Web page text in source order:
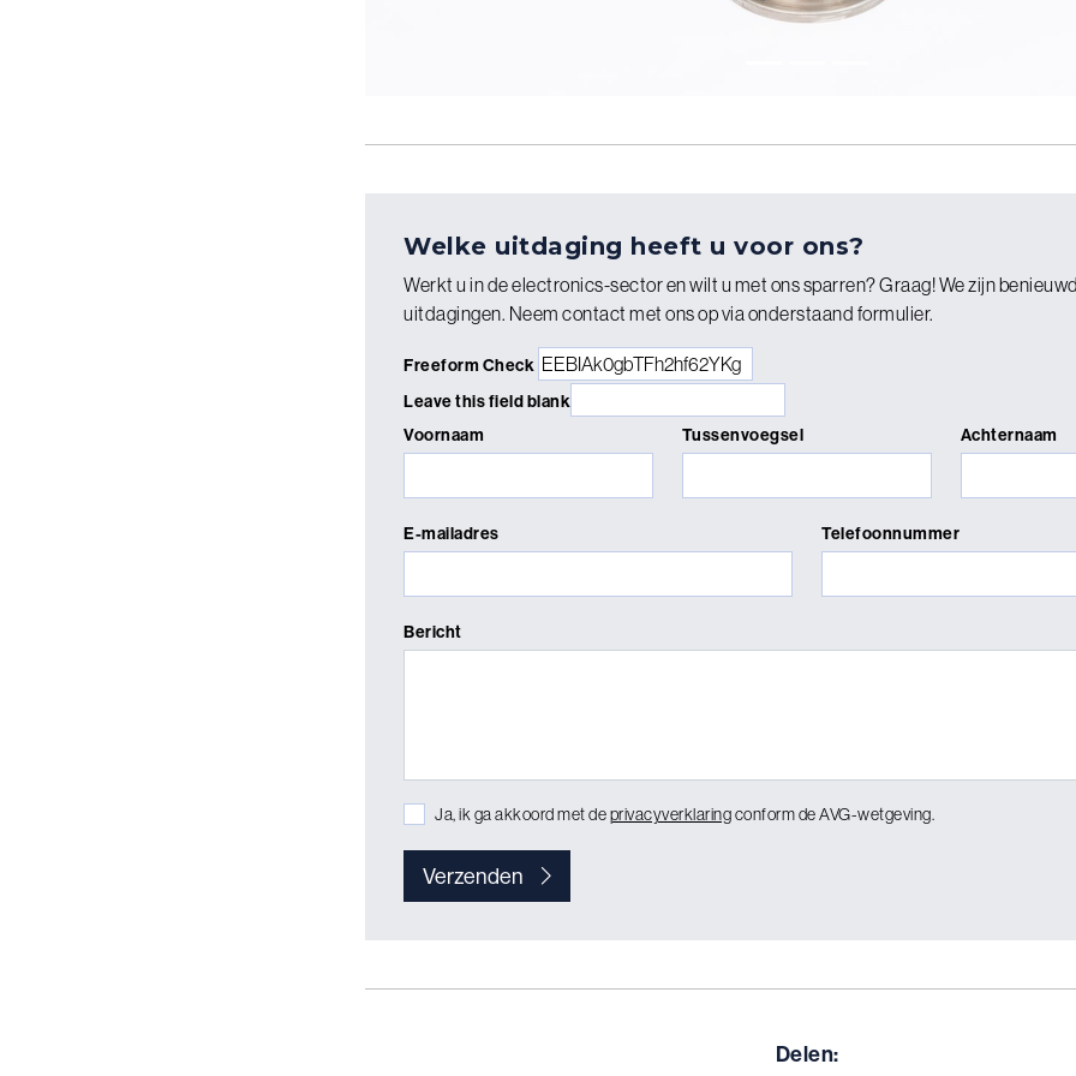
Welke uitdaging heeft u voor ons?
Werkt u in de electronics-sector en wilt u met ons sparren? Graag! We zijn
uitdagingen. Neem contact met ons op via onderstaand formulier.
Freeform Check
Leave this field blank
Voornaam
Tussenvoegsel Achternaam
E-mailadres Telefoonnummer
Bericht
Ja, ik ga akkoord met deprivacyverklaringconform de AVG-wetgeving.
Verzenden
Delen: